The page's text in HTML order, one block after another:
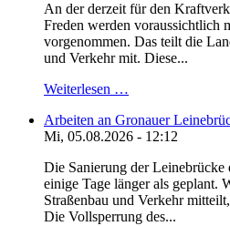
An der derzeit für den
Freden werden voraussichtlich
vorgenommen. Das teilt die
und Verkehr mit. Diese...
Weiterlesen …
Arbeiten an Gronauer
Mi, 05.08.2026 - 12:12
Die Sanierung der
einige Tage länger als geplant.
Straßenbau und Verkehr
Die Vollsperrung des...